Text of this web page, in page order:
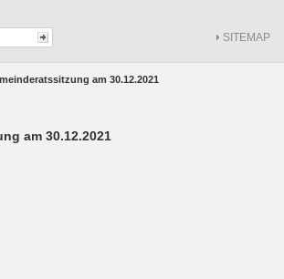
SITEMAP
am 30.12.2021
am 30.12.2021